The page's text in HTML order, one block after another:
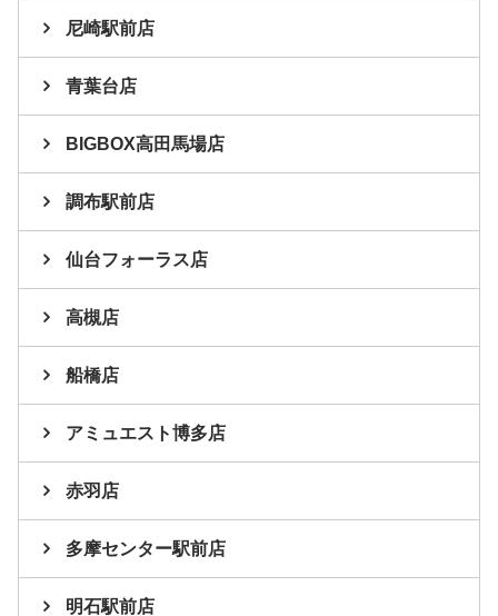
尼崎駅前店
青葉台店
BIGBOX高田馬場店
調布駅前店
仙台フォーラス店
高槻店
船橋店
アミュエスト博多店
赤羽店
多摩センター駅前店
明石駅前店